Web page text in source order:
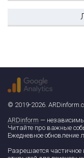
© 2019-2026.
ARDinform —
Читайте про важные
Ежедневное обновление
Разрешается